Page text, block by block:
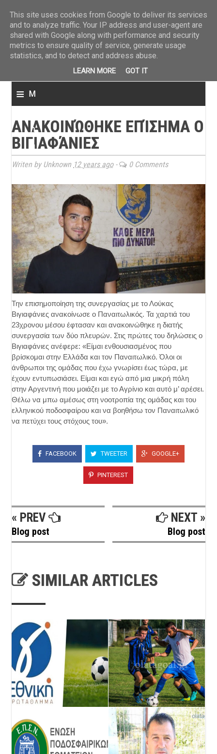
≡ M
n
u
ΑΝΑΚΟΙΝΏΘΗΚΕ ΕΠΊΣΗΜΑ Ο
ΒΙΓΙΑΦΆΝΙΕΣ
Writen by Unknown 12 years ago- 0 Comments
Την επισημοποίηση της συνεργασίας με το Λούκας
Βιγιαφάνιες ανακοίνωσε ο Παναιτωλικός. Τα χαρτιά του
23χρονου μέσου έφτασαν και ανακοινώθηκε η διατής
συνεργασία των δύο πλευρών. Στις πρώτες του δηλώσεις ο
Βιγιαφάνιες ανέφερε: «Είμαι ενθουσιασμένος που
βρίσκομαι στην Ελλάδα και τον Παναιτωλικό. Όλοι οι
άνθρωποι της ομάδας που έχω γνωρίσει έως τώρα, με
έχουν εντυπωσιάσει. Είμαι και εγώ από μια μικρή πόλη
στην Αργεντινή που μοιάζει με το Αγρίνιο και αυτό μ’ αρέσει.
Θέλω να μπω αμέσως στη νοοτροπία της ομάδας και του
ελληνικού ποδοσφαίρου και να βοηθήσω τον Παναιτωλικό
να πετύχει τους στόχους του».
FACEBOOK TWEETER GOOGLE+
PINTEREST
« PREV
Blog post
NEXT »
Blog post
SIMILAR ARTICLES
This site uses cookies from Google to deliver its services
and to analyze traffic. Your IP address and user-agent are
shared with Google along with performance and security
metrics to ensure quality of service, generate usage
statistics, and to detect and address abuse.
LEARN MORE GOT IT